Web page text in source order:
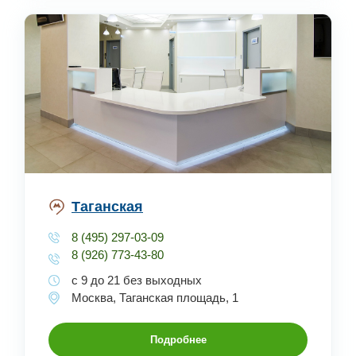
Таганская
8 (495) 297-03-09
8 (926) 773-43-80
с 9 до 21 без выходных
Москва, Таганская площадь, 1
Подробнее